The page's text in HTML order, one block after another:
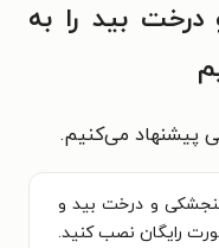
بید را به
پیشنهاد می‌کنیم.
گنجشکی و درخت بید و
رایگان نصب کنید.